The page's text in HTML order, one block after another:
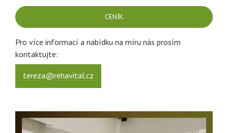
CENÍK
Pro více informací a nabídku na míru nás prosím
kontaktujte:
tereza@rehavital.cz